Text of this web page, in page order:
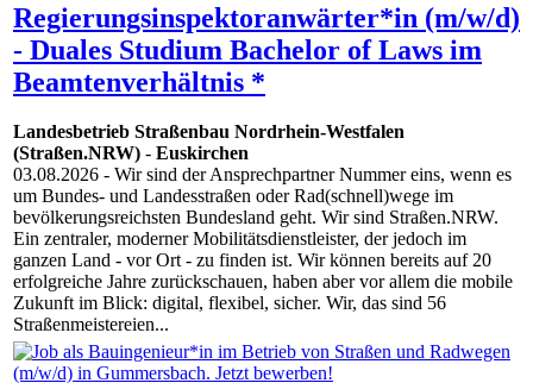
Regierungsinspektoranwärter*in (m/w/d)
- Duales Studium Bachelor of Laws im
Beamtenverhältnis *
Landesbetrieb Straßenbau Nordrhein-Westfalen
(Straßen.NRW) - Euskirchen
03.08.2026 - Wir sind der Ansprechpartner Nummer eins, wenn es
um Bundes- und Landesstraßen oder Rad(schnell)wege im
bevölkerungsreichsten Bundesland geht. Wir sind Straßen.NRW.
Ein zentraler, moderner Mobilitätsdienstleister, der jedoch im
ganzen Land - vor Ort - zu finden ist. Wir können bereits auf 20
erfolgreiche Jahre zurückschauen, haben aber vor allem die mobile
Zukunft im Blick: digital, flexibel, sicher. Wir, das sind 56
Straßenmeistereien...